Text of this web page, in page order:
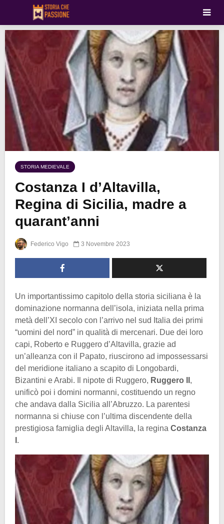
STORIA MEDIEVALE
Costanza I d’Altavilla,
Regina di Sicilia, madre a
quarant’anni
Federico Vigo 3 Novembre 2023
Un importantissimo capitolo della storia siciliana è la
dominazione normanna dell’isola, iniziata nella prima
metà dell’XI secolo con l’arrivo nel sud Italia dei primi
“uomini del nord” in qualità di mercenari. Due dei loro
capi, Roberto e Ruggero d’Altavilla, grazie ad
un’alleanza con il Papato, riuscirono ad impossessarsi
del meridione italiano a scapito di Longobardi,
Bizantini e Arabi. Il nipote di Ruggero, Ruggero II ,
unificò poi i domini normanni, costituendo un regno
che andava dalla Sicilia all’Abruzzo. La parentesi
normanna si chiuse con l’ultima discendente della
prestigiosa famiglia degli Altavilla, la regina Costanza
.